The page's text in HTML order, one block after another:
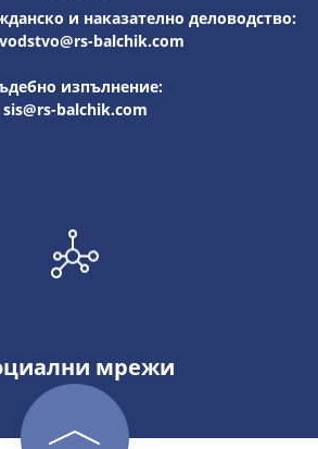
и наказателно деловодство:
balchik.com
изпълнение:
sis@rs-balchik.com
мрежи